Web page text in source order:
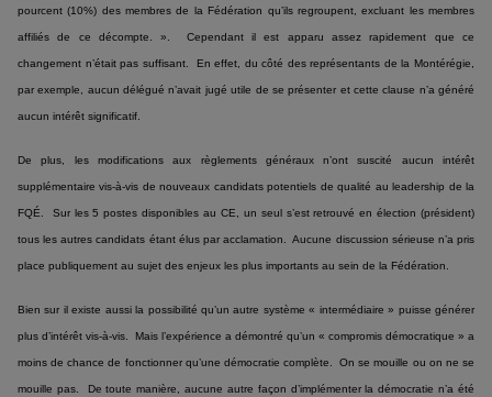
pourcent (10%) des membres de la Fédération qu’ils regroupent, excluant les membres
affiliés de ce décompte. ». Cependant il est apparu assez rapidement que ce
changement n’était pas suffisant. En effet, du côté des représentants de la Montérégie,
par exemple, aucun délégué n’avait jugé utile de se présenter et cette clause n’a généré
aucun intérêt significatif.
De plus, les modifications aux règlements généraux n’ont suscité aucun intérêt
supplémentaire vis-à-vis de nouveaux candidats potentiels de qualité au leadership de la
FQÉ. Sur les 5 postes disponibles au CE, un seul s’est retrouvé en élection (président)
tous les autres candidats étant élus par acclamation. Aucune discussion sérieuse n’a pris
place publiquement au sujet des enjeux les plus importants au sein de la Fédération.
Bien sur il existe aussi la possibilité qu’un autre système « intermédiaire » puisse générer
plus d’intérêt vis-à-vis. Mais l’expérience a démontré qu’un « compromis démocratique » a
moins de chance de fonctionner qu’une démocratie complète. On se mouille ou on ne se
mouille pas. De toute manière, aucune autre façon d’implémenter la démocratie n’a été